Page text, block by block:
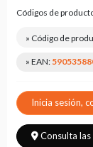
Frecuentes
serie
Códigos de
» Código de
» EAN:
Inicia sesión,
Consulta